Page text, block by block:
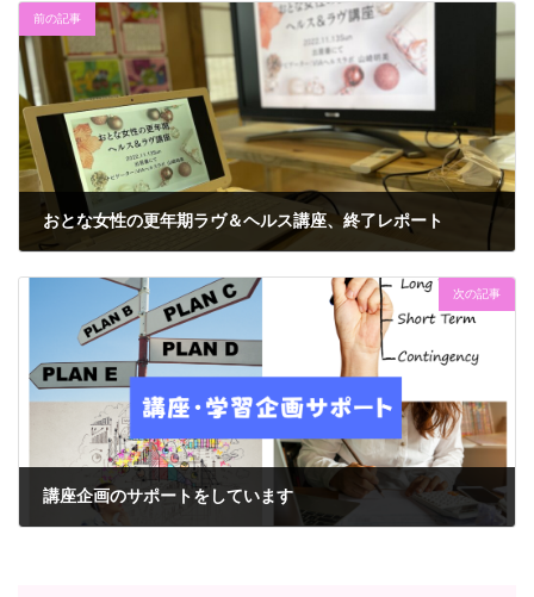
前の記事
おとな女性の更年期ラヴ＆ヘルス講座、終了レポート
次の記事
講座企画のサポートをしています